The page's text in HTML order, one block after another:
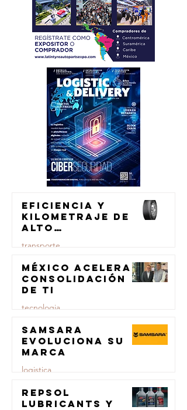
Eficiencia y
kilometraje de
alto
para el
transporte de
carga
transporte
23 jul
México acelera
consolidación
de TI
tecnologia
23 jul
Samsara
evoluciona su
marca
logistica
23 jul
Repsol
Lubricants y